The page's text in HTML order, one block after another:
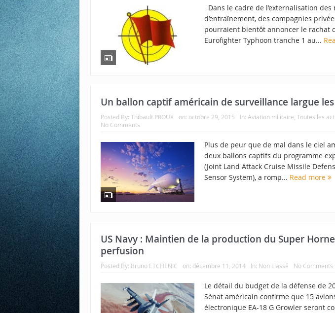
Dans le cadre de l’externalisation des
d’entraînement, des compagnies
pourraient bientôt annoncer le rachat
Eurofighter Typhoon tranche 1 au...
Un ballon captif américain de surveillance largue
Posted By: Thibault PROUX on: octobre 29, 2015 In: Aviation militaire Toutes les
No Comments
Plus de peur que de mal dans le ciel
deux ballons captifs du programme
(Joint Land Attack Cruise Missile
Sensor System), a romp... Read more
US Navy : Maintien de la production du Super
perfusion
Posted By: Bruno ETCHENIC on: décembre 11, 2014 In: Non classé No Comments
Le détail du budget de la défense de
Sénat américain confirme que 15
électronique EA-18 G Growler seront